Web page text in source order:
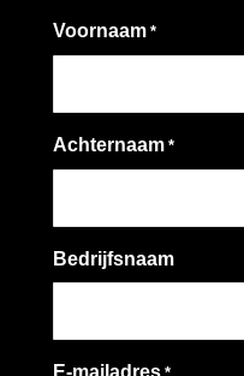
Voornaam *
Achternaam *
Bedrijfsnaam
E-mailadres